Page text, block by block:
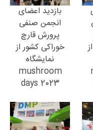
بازدید اعضای
انجمن صنفی
پرورش قارچ
خوراکی کشور از
نمایشگاه
mushroom
days 2023